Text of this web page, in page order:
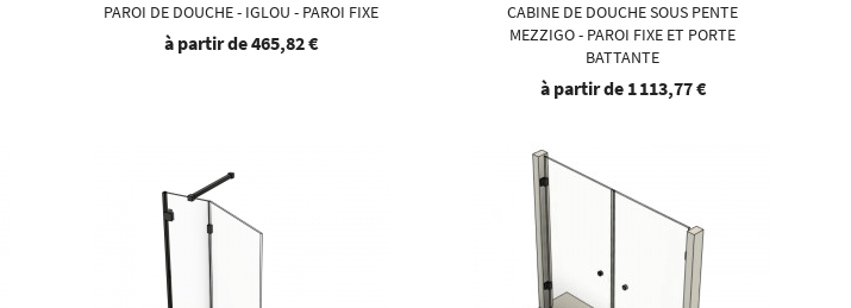
PAROI DE DOUCHE - IGLOU - PAROI FIXE
à partir de465,82 €
CABINE DE DOUCHE SOUS PENTE
MEZZIGO - PAROI FIXE ET PORTE
BATTANTE
à partir de 1 113,77 €